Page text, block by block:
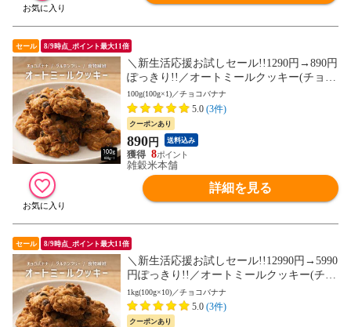
セール 8/9時点_ポイント最大11倍
＼新生活応援お試しセール!!1290円→890円
ぽっきり!!／オートミールクッキー(チョコ
バナナ) 100g(100g×1袋)※割れ欠けあり ヘ
ルシー ダイエット スイーツ 訳アリ 食物繊
維豊富 (個包装) お試し【送料無料】
100g(100g×1)／チョコバナナ
5.0 (3件)
クーポンあり
890円 送料込み
8
雑穀米本舗
詳細を見る
セール 8/9時点_ポイント最大11倍
＼新生活応援お試しセール!!12990円→5990
円ぽっきり!!／オートミールクッキー(チョ
コバナナ) 1kg(100g×10袋)※割れ欠けあり
ヘルシー ダイエット スイーツ 訳アリ 食物
繊維豊富 (個包装) お試し【送料無料】
1kg(100g×10)／チョコバナナ
5.0 (3件)
クーポンあり